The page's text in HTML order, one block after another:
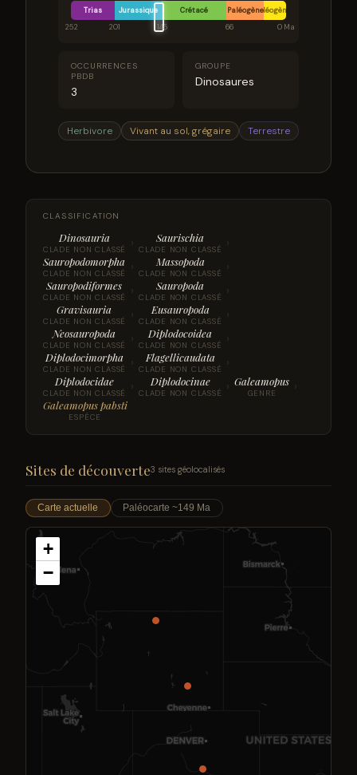
Trias Jurassique Crétacé PaléogèneNéogène
252
201 145 66 0 Ma
OCCURRENCES
PBDB
3
GROUPE
Dinosaures
Herbivore Vivant au sol, grégaire Terrestre
CLASSIFICATION
Dinosauria
CLADE NON CLASSÉ › Saurischia
CLADE NON CLASSÉ ›
Sauropodomorpha
CLADE NON CLASSÉ › Massopoda
CLADE NON CLASSÉ ›
Sauropodiformes
CLADE NON CLASSÉ › Sauropoda
CLADE NON CLASSÉ ›
Gravisauria
CLADE NON CLASSÉ › Eusauropoda
CLADE NON CLASSÉ ›
Neosauropoda
CLADE NON CLASSÉ › Diplodocoidea
CLADE NON CLASSÉ ›
Diplodocimorpha
CLADE NON CLASSÉ › Flagellicaudata
CLADE NON CLASSÉ ›
Diplodocidae
CLADE NON CLASSÉ › Diplodocinae
CLADE NON CLASSÉ › Galeamopus
GENRE ›
Galeamopus pabsti
ESPÈCE
Sites de découverte3 sites géolocalisés
Carte actuelle Paléocarte ~149 Ma
+
−